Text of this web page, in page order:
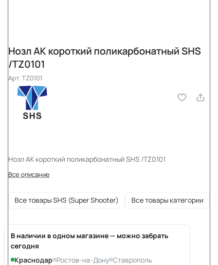
Нозл АК короткий поликарбонатный SHS
/TZ0101
Арт.TZ0101
Нозл АК короткий поликарбонатный SHS /TZ0101
Все описание
Все товары SHS (Super Shooter) Все товары категории
В наличии в одном магазине — можно забрать
сегодня
Краснодар Ростов-на-Дону Ставрополь